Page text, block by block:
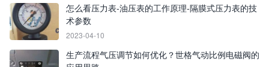
怎么看压力表-油压表的工作原理-隔膜式压力表的技
术参数
2023-04-10
生产流程气压调节如何优化？世格气动比例电磁阀的